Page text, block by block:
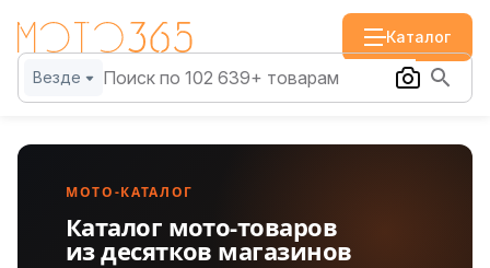
Каталог
Везде
МОТО-КАТАЛОГ
Каталог мото-товаров
из десятков магазинов